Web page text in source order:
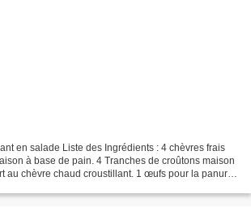
en salade Liste des Ingrédients : 4 chèvres frais
à base de pain. 4 Tranches de croûtons maison
au chèvre chaud croustillant. 1 œufs pour la panure.